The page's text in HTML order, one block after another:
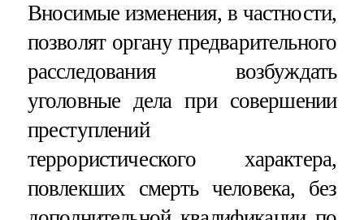
Вносимые изменения, в частности,
позволят органу предварительного
расследования возбуждать
уголовные дела при совершении
преступлений
террористического характера,
повлекших смерть человека, без